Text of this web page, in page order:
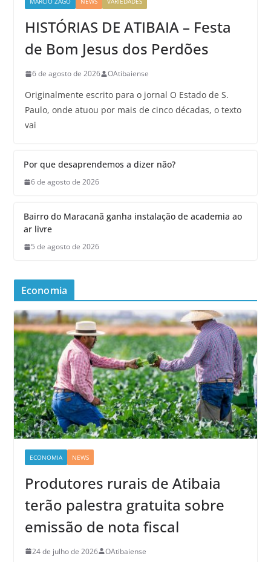
HISTÓRIAS DE ATIBAIA – Festa
de Bom Jesus dos Perdões
6 de agosto de 2026 OAtibaiense
Originalmente escrito para o jornal O Estado de S.
Paulo, onde atuou por mais de cinco décadas, o texto
vai
Por que desaprendemos a dizer não?
6 de agosto de 2026
Bairro do Maracanã ganha instalação de academia ao
ar livre
5 de agosto de 2026
Economia
ECONOMIA NEWS
Produtores rurais de Atibaia
terão palestra gratuita sobre
emissão de nota fiscal
24 de julho de 2026 OAtibaiense